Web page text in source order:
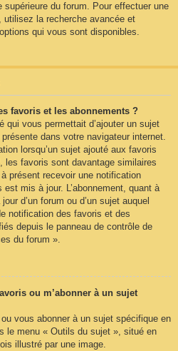
du forum. Pour effectuer une
la recherche avancée et
qui vous sont disponibles.
favoris et les abonnements ?
qui vous permettait d’ajouter un sujet
dans votre navigateur internet.
lorsqu’un sujet ajouté aux favoris
les favoris sont davantage similaires
présent recevoir une notification
est mis à jour. L’abonnement, quant à
d’un forum ou d’un sujet auquel
notification des favoris et des
depuis le panneau de contrôle de
du forum ».
ou m’abonner à un sujet
vous abonner à un sujet spécifique en
le menu « Outils du sujet », situé en
illustré par une image.